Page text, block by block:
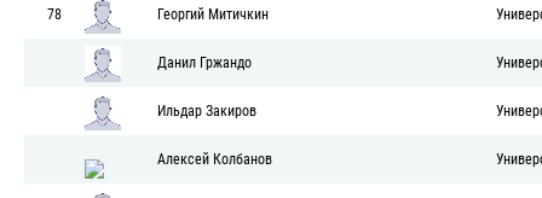
78 Георгий Митичкин
Данил Гржандо
Ильдар Закиров
Алексей Колбанов